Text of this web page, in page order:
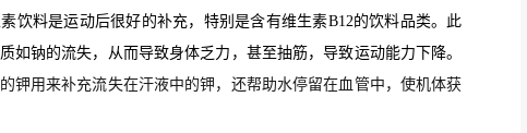
饮料是运动后很好的补充，特别是含有维生素B12的饮料品类。此
如钠的流失，从而导致身体乏力，甚至抽筋，导致运动能力下降。
钾用来补充流失在汗液中的钾，还帮助水停留在血管中，使机体获